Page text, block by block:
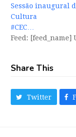
Sessão inaugural
Cultura
#CEC…
Feed:
Share This
Twitter